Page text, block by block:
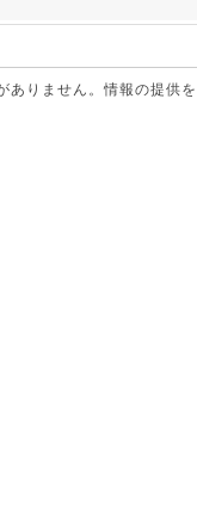
ありません。情報の提供